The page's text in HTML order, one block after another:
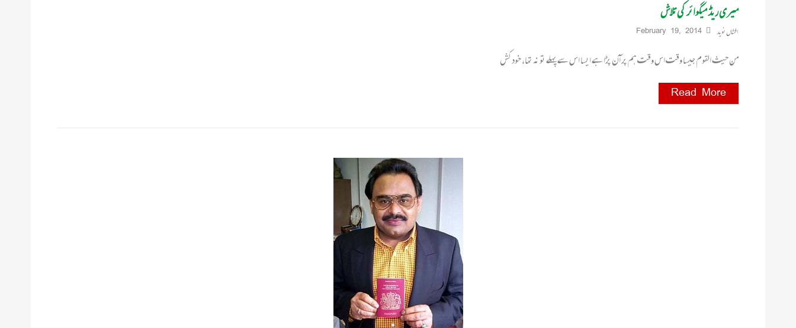
میری ریڈ میگوائر کی تلاش
افشاں نوید February 19, 2014
من حیث القوم جیسا وقت اس وقت ہم پر آن پڑا ہے ایسا اس سے پہلے تو نہ تھا، خودکش
Read More